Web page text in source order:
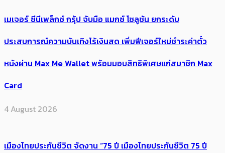
เมเจอร์ ซีนีเพล็กซ์ กรุ้ป จับมือ แมกซ์ โซลูชัน ยกระดับ
ประสบการณ์ความบันเทิงไร้เงินสด เพิ่มฟีเจอร์ใหม่ชำระค่าตั๋ว
หนังผ่าน Max Me Wallet พร้อมมอบสิทธิพิเศษแก่สมาชิก Max
Card
4 August 2026
เมืองไทยประกันชีวิต จัดงาน “75 ปี เมืองไทยประกันชีวิต 75 ปี